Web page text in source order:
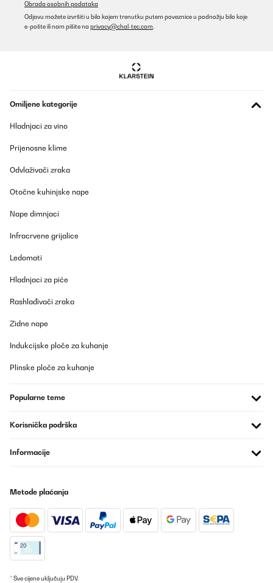
Usuario/a de amazon
Prodotto arrivato danneggiatoRestituito e subito rimborsato
Utente Amazon
Prevedi
Danke ! Schnelle Lieferung!Super Dörrgerät
Amazon-Benutzer
Prevedi
Unterschied zu den ganz einfachen ohne Gebläse. Trocknet alles
03/12/2024
Бърза и безпроблемна доставка, перфектно опакована,
Сглобява се лесно, почиства се бързо. Изключително съм
Ви за прекрасния артикул.
Илияна
Prevedi
Obrada osobnih podataka
Odjavu možete izvršiti u bilo kojem trenutku putem poveznice u podnožju bilo koje
e-pošte ili nam pišite na privacy@chal-tec.com
Omiljene kategorije
Hladnjaci za vino
Prijenosne klime
Odvlaživači zraka
Otočne kuhinjske nape
Nape dimnjaci
Infracrvene grijalice
Ledomati
Hladnjaci za piće
Rashlađivači zraka
Zidne nape
Indukcijske ploče za kuhanje
Plinske ploče za kuhanje
Popularne teme
Korisnička podrška
Informacije
Metode plaćanja
* Sve cijene uključuju PDV.